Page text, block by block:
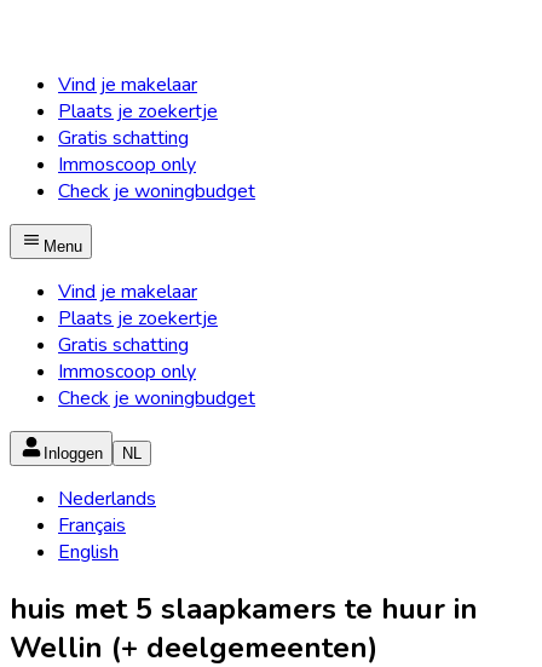
Vind je makelaar
Plaats je zoekertje
Gratis schatting
Immoscoop only
Check je woningbudget
Menu
Vind je makelaar
Plaats je zoekertje
Gratis schatting
Immoscoop only
Check je woningbudget
Inloggen NL
Nederlands
Français
English
huis met 5 slaapkamers te huur in
Wellin (+ deelgemeenten)